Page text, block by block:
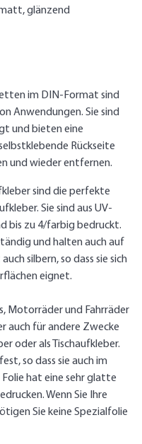
glänzend
im DIN-Format sind
Anwendungen. Sie sind
und bieten eine
Rückseite
und wieder entfernen.
sind die perfekte
Sie sind aus UV-
bis zu 4/farbig bedruckt.
und halten auch auf
silbern, so dass sie sich
eignet.
Motorräder und Fahrräder
auch für andere Zwecke
oder als Tischaufkleber.
so dass sie auch im
hat eine sehr glatte
Wenn Sie Ihre
Sie keine Spezialfolie